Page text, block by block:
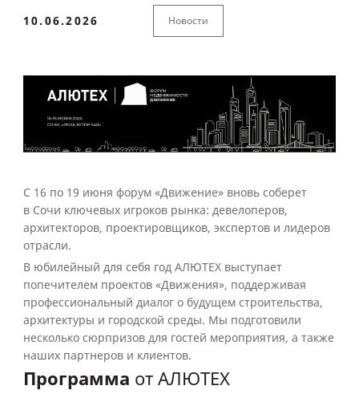
10.06.2026 Новости
С 16 по 19 июня форум «Движение» вновь соберет
в Сочи ключевых игроков рынка: девелоперов,
архитекторов, проектировщиков, экспертов и лидеров
отрасли.
В юбилейный для себя год АЛЮТЕХ выступает
попечителем проектов «Движения», поддерживая
профессиональный диалог о будущем строительства,
архитектуры и городской среды. Мы подготовили
несколько сюрпризов для гостей мероприятия, а также
наших партнеров и клиентов.
Программа от АЛЮТЕХ